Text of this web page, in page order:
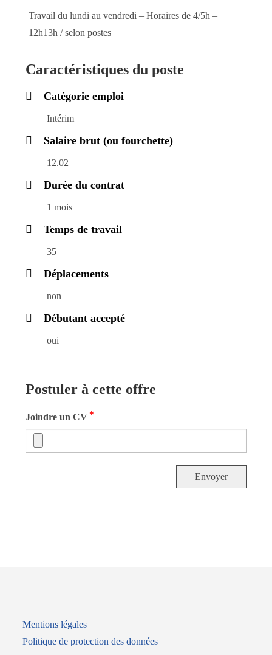
Travail du lundi au vendredi – Horaires de 4/5h –
12h13h / selon postes
Caractéristiques du poste
Catégorie emploi
Intérim
Salaire brut (ou fourchette)
12.02
Durée du contrat
1 mois
Temps de travail
35
Déplacements
non
Débutant accepté
oui
Postuler à cette offre
Joindre un CV *
Envoyer
Mentions légales
Politique de protection des données